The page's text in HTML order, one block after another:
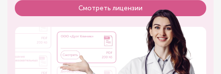
Смотреть лицензии